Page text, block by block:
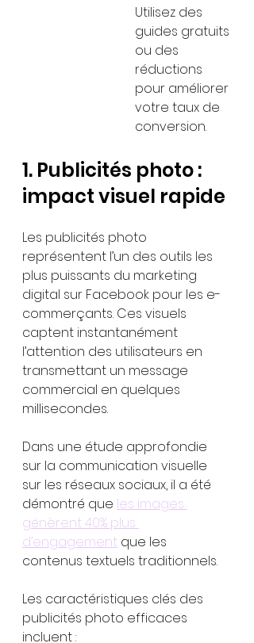
Utilisez des
guides gratuits
ou des
réductions
pour améliorer
votre taux de
conversion.
1. Publicités photo :
impact visuel rapide
Les publicités photo
représentent l’un des outils les
plus puissants du marketing
digital sur Facebook pour les e-
commerçants. Ces visuels
captent instantanément
l’attention des utilisateurs en
transmettant un message
commercial en quelques
millisecondes.
Dans une étude approfondie
sur la communication visuelle
sur les réseaux sociaux, il a été
démontré que les images
génèrent 40% plus
d’engagement que les
contenus textuels traditionnels.
Les caractéristiques clés des
publicités photo efficaces
incluent :